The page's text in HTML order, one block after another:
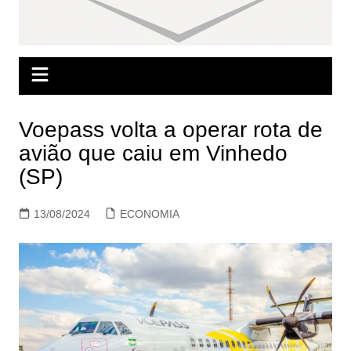
Voepass volta a operar rota de
avião que caiu em Vinhedo
(SP)
13/08/2024 ECONOMIA